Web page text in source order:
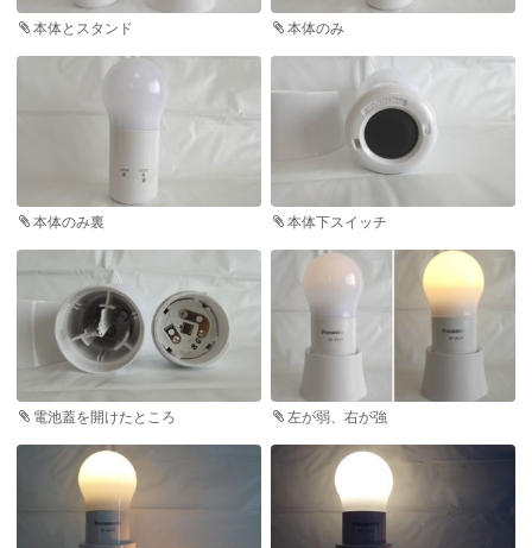
本体とスタンド 本体のみ
本体のみ裏 本体下スイッチ
電池蓋を開けたところ 左が弱、右が強